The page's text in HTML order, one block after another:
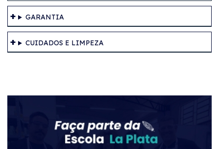
GARANTIA
CUIDADOS E LIMPEZA